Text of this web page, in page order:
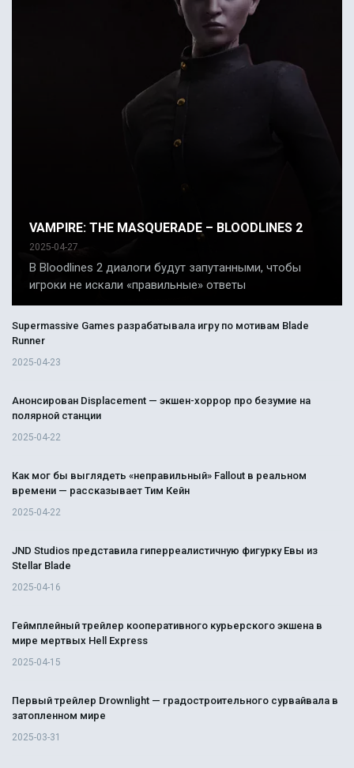
VAMPIRE: THE MASQUERADE – BLOODLINES 2
2025-04-27
В Bloodlines 2 диалоги будут запутанными, чтобы
игроки не искали «правильные» ответы
Supermassive Games разрабатывала игру по мотивам Blade
Runner
2025-04-23
Анонсирован Displacement — экшен-хоррор про безумие на
полярной станции
2025-04-22
Как мог бы выглядеть «неправильный» Fallout в реальном
времени — рассказывает Тим Кейн
2025-04-22
JND Studios представила гиперреалистичную фигурку Евы из
Stellar Blade
2025-04-16
Геймплейный трейлер кооперативного курьерского экшена в
мире мертвых Hell Express
2025-04-15
Первый трейлер Drownlight — градостроительного сурвайвала в
затопленном мире
2025-03-31